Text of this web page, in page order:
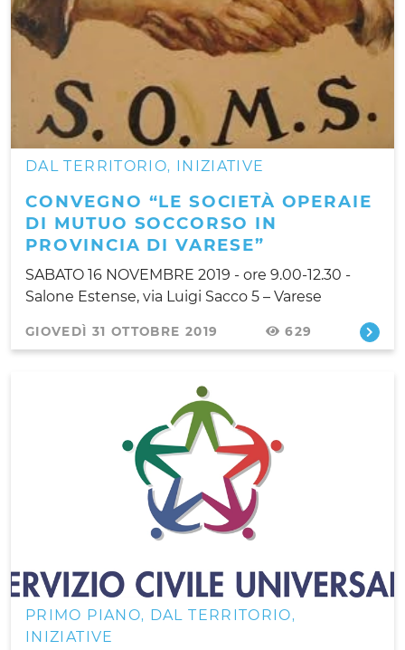
DAL TERRITORIO, INIZIATIVE
CONVEGNO “LE SOCIETÀ OPERAIE
DI MUTUO SOCCORSO IN
PROVINCIA DI VARESE”
SABATO 16 NOVEMBRE 2019 - ore 9.00-12.30 -
Salone Estense, via Luigi Sacco 5 – Varese
GIOVEDÌ 31 OTTOBRE 2019 629
PRIMO PIANO, DAL TERRITORIO,
INIZIATIVE